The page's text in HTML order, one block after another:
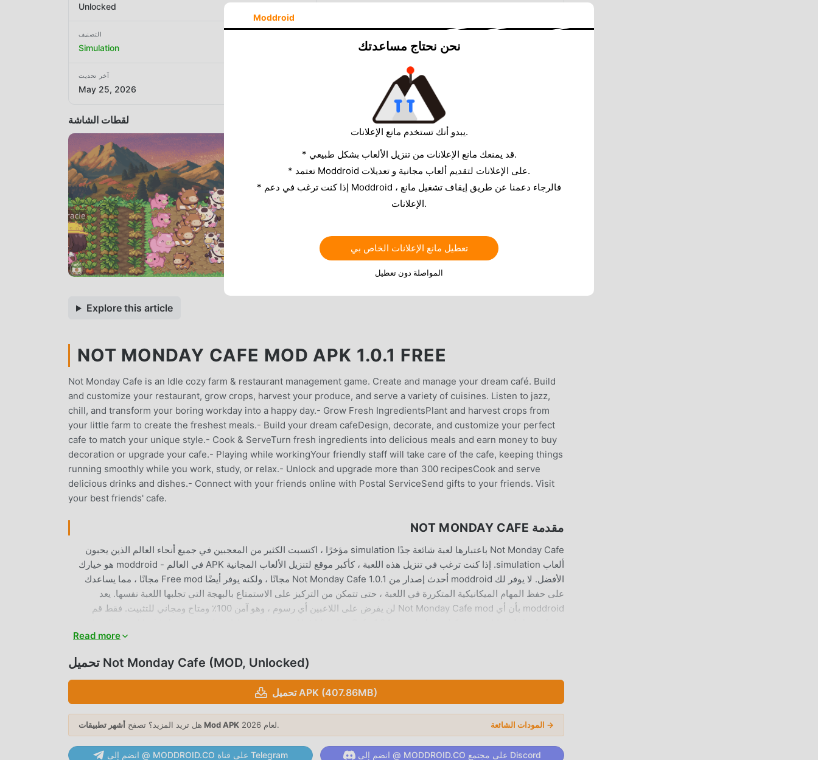
Unlocked
التصنيف
Simulation Sunny Syrup Studio
آخر تحديث
May 25, 2026
لقطات الشاشة
Explore this article
NOT MONDAY CAFE MOD APK 1.0.1 FREE
Not Monday Cafe is an Idle cozy farm & restaurant management game. Create and manage your dream café. Build
and customize your restaurant, grow crops, harvest your produce, and serve a variety of cuisines. Listen to jazz,
chill, and transform your boring workday into a happy day.- Grow Fresh IngredientsPlant and harvest crops from
your little farm to create the freshest meals.- Build your dream cafeDesign, decorate, and customize your perfect
cafe to match your unique style.- Cook & ServeTurn fresh ingredients into delicious meals and earn money to buy
decoration or upgrade your cafe.- Playing while workingYour friendly staff will take care of the cafe, keeping things
running smoothly while you work, study, or relax.- Unlock and upgrade more than 300 recipesCook and serve
delicious drinks and dishes.- Connect with your friends online with Postal ServiceSend gifts to your friends. Visit
your best friends' cafe.
مقدمة NOT MONDAY CAFE
Not Monday Cafe باعتبارها لعبة شائعة جدًا simulation مؤخرًا ، اكتسبت الكثير من المعجبين في جميع أنحاء العالم الذين يحبون
ألعاب simulation. إذا كنت ترغب في تنزيل هذه اللعبة ، كأكبر موقع لتنزيل الألعاب المجانية APK في العالم - moddroid هو خيارك
الأفضل. لا يوفر لك moddroid أحدث إصدار من Not Monday Cafe 1.0.1 مجانًا ، ولكنه يوفر أيضًا Free mod مجانًا ، مما يساعدك
على حفظ المهام الميكانيكية المتكررة في اللعبة ، حتى تتمكن من التركيز على الاستمتاع بالبهجة التي تجلبها اللعبة نفسها. يعد
moddroid بأن أي Not Monday Cafe mod لن يفرض على اللاعبين أي رسوم ، وهو آمن 100٪ ومتاح ومجاني للتثبيت. فقط قم
على عكس الألعاب التقليدية simulation ، في Not Monday Cafe ، ما عليك سوى متابعة البرنامج التعليمي للمبتدئين ، بحيث يمكنك
بسهولة بدء اللعبة بأكملها والاستمتاع بالبهجة التي توفرها فئة الألعاب الكلاسيكية simulation الألعاب Not Monday Cafe 1.0.1. في
الوقت نفسه ، قامت moddroid ببناء منصة خاصة لعشاق الألعاب simulation ، مما يتيح لك التواصل والمشاركة مع جميع عشاق
الألعاب simulation من جميع أنحاء العالم ، ماذا تنتظر ، انضم إلى moddroid و استمتع بلعبة simulation مع كل الشركاء العالميين
سعداء
Read more
تحميل Not Monday Cafe (MOD, Unlocked)
تحميل APK (407.86MB)
هل تريد المزيد؟ تصفح أشهر تطبيقات Mod APK لعام 2026. المودات الشائعة →
انضم إلى @ MODDROID.CO على قناة Telegram انضم إلى @ MODDROID.CO على مجتمع Discord
Moddroid
نحن نحتاج مساعدتك
يبدو أنك تستخدم مانع الإعلانات.
* قد يمنعك مانع الإعلانات من تنزيل الألعاب بشكل طبيعي.
* تعتمد Moddroid على الإعلانات لتقديم ألعاب مجانية و تعديلات.
* إذا كنت ترغب في دعم Moddroid ، فالرجاء دعمنا عن طريق إيقاف تشغيل مانع
الإعلانات.
تعطيل مانع الإعلانات الخاص بي
المواصلة دون تعطيل